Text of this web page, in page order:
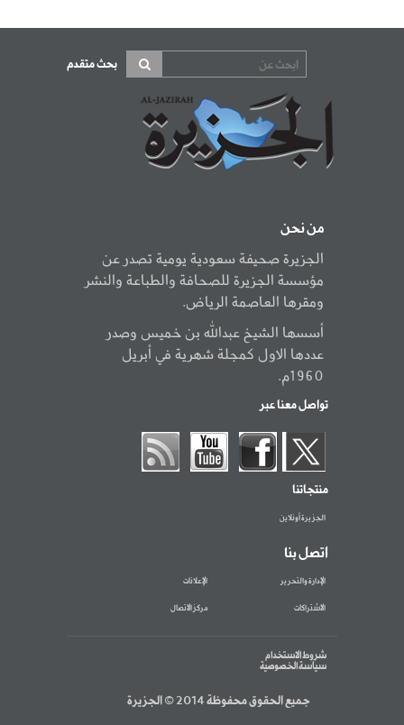
بحث متقدم
من نحن
الجزيرة صحيفة سعودية يومية تصدر عن
مؤسسة الجزيرة للصحافة والطباعة والنشر
ومقرها العاصمة الرياض.
أسسها الشيخ عبدالله بن خميس وصدر
عددها الاول كمجلة شهرية في أبريل
1960م.
تواصل معنا عبر
منتجاتنا
الجزيرة أونلاين
اتصل بنا
الإدارة والتحرير الإعلانات
الاشتراكات مركز الاتصال
شروط الاستخدام
سياسة الخصوصية
جميع الحقوق محفوظة 2014 © الجزيرة